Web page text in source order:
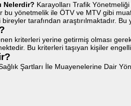
Nelerdir? Karayolları Trafik
yönetmelik ile ÖTV ve MTV gibi
tarafından araştırılmaktadır.
kriterleri yerine getirmiş olması
Bu kriterleri taşıyan kişiler
Şartları İle Muayenelerine Dair